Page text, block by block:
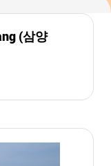
(삼양